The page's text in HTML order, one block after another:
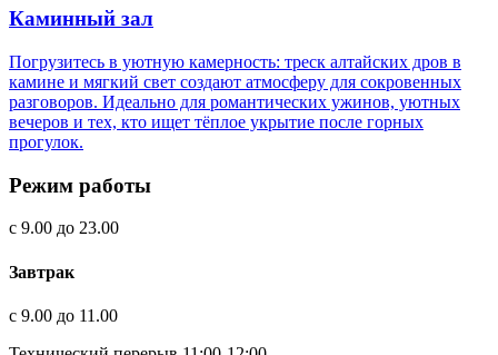
Каминный зал
Погрузитесь в уютную камерность: треск алтайских дров в
камине и мягкий свет создают атмосферу для сокровенных
разговоров. Идеально для романтических ужинов, уютных
вечеров и тех, кто ищет тёплое укрытие после горных
прогулок.
Режим работы
с 9.00 до 23.00
Завтрак
с 9.00 до 11.00